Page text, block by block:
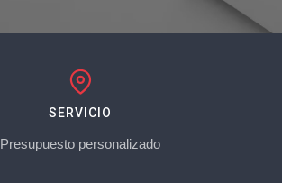
SERVICIO
Presupuesto personalizado